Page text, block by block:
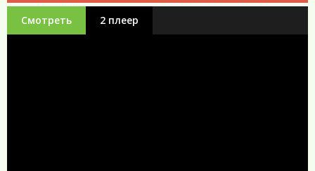
Смотреть 2 плеер